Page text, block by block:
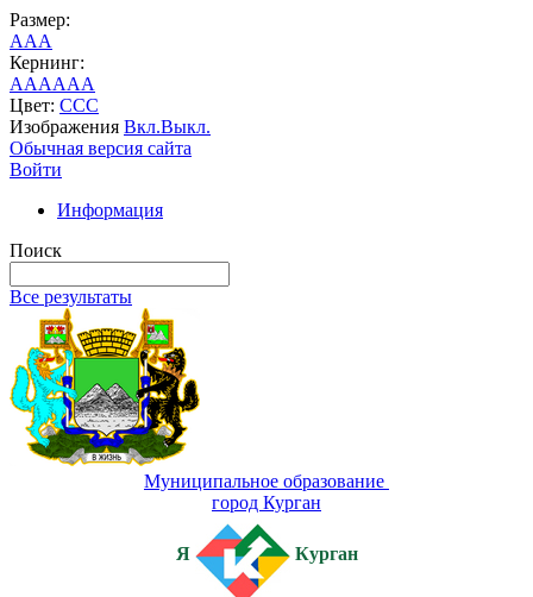
Размер:
AAA
Кернинг:
AAAAAA
Цвет: CCC
Изображения Вкл.Выкл.
Обычная версия сайта
Войти
Информация
Поиск
Все результаты
Муниципальное образование
город Курган
Я Курган